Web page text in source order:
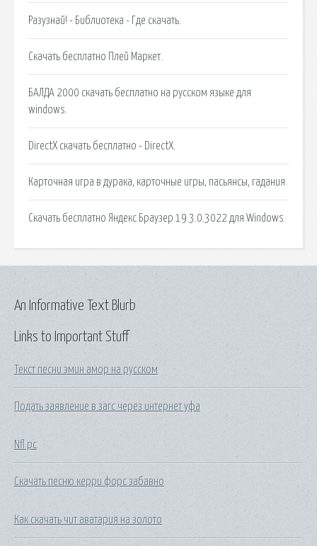
Разузнай! - Библиотека - Где скачать.
Скачать бесплатно Плей Маркет.
БАЛДА 2000 скачать бесплатно на русском языке для
windows.
DirectX скачать бесплатно - DirectX.
Карточная игра в дурака, карточные игры, пасьянсы, гадания.
Скачать бесплатно Яндекс.Браузер 19.3.0.3022 для Windows.
Links to Important Stuff
Текст песни эмин амор на русском
Подать заявление в загс через интернет уфа
Nfl pc
Скачать песню керри форс забавно
Как скачать чит аватария на золото
An Informative Text Blurb